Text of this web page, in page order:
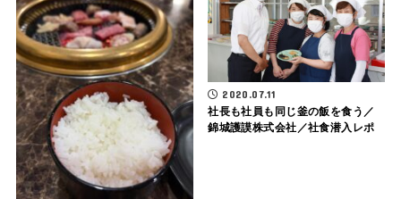
2020.07.11
社長も社員も同じ釜の飯を食う／
錦城護謨株式会社／社食潜入レポ